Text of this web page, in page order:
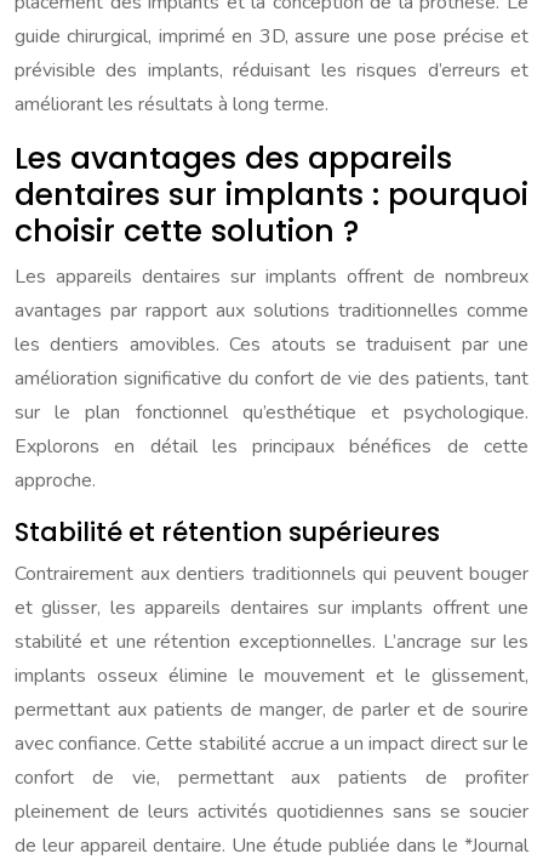
guide chirurgical, imprimé en 3D, assure une pose précise et
prévisible des implants, réduisant les risques d’erreurs et
améliorant les résultats à long terme.
Les avantages des appareils
dentaires sur implants : pourquoi
choisir cette solution ?
Les appareils dentaires sur implants offrent de nombreux
avantages par rapport aux solutions traditionnelles comme
les dentiers amovibles. Ces atouts se traduisent par une
amélioration significative du confort de vie des patients, tant
sur le plan fonctionnel qu’esthétique et psychologique.
Explorons en détail les principaux bénéfices de cette
approche.
Stabilité et rétention supérieures
Contrairement aux dentiers traditionnels qui peuvent bouger
et glisser, les appareils dentaires sur implants offrent une
stabilité et une rétention exceptionnelles. L’ancrage sur les
implants osseux élimine le mouvement et le glissement,
permettant aux patients de manger, de parler et de sourire
avec confiance. Cette stabilité accrue a un impact direct sur le
confort de vie, permettant aux patients de profiter
pleinement de leurs activités quotidiennes sans se soucier
de leur appareil dentaire. Une étude publiée dans le *Journal